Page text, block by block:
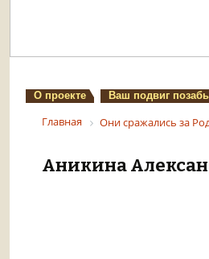
О проекте Ваш подвиг
Главная Они сражались за
Аникина